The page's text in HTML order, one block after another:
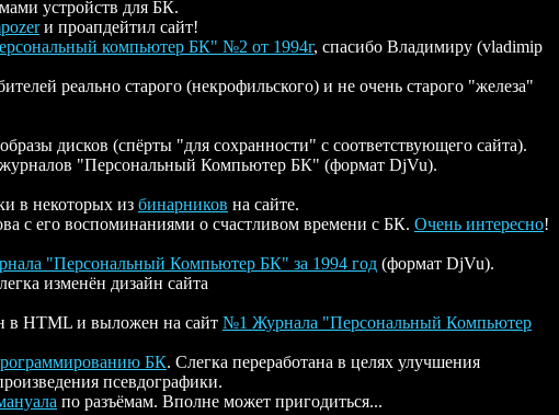
устройств для БК.
и проапдейтил сайт!
компьютер БК" №2 от 1994г, спасибо Владимиру (vladimip
реально старого (некрофильского) и не очень старого "железа"
дисков (спёрты "для сохранности" с соответствующего сайта).
журналов "Персональный Компьютер БК" (формат DjVu).
в некоторых из бинарников на сайте.
с его воспоминаниями о счастливом времени с БК. Очень интересно!
"Персональный Компьютер БК" за 1994 год (формат DjVu).
изменён дизайн сайта
в HTML и выложен на сайт №1 Журнала "Персональный Компьютер
БК. Слегка переработана в целях улучшения
псевдографики.
по разъёмам. Вполне может пригодиться...